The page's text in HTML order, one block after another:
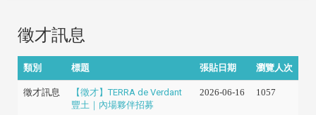
徵才訊息
類別 標題 張貼日期 瀏覽人次
徵才訊息
【徵才】TERRA de Verdant
豐土｜內場夥伴招募
2026-06-16 1057